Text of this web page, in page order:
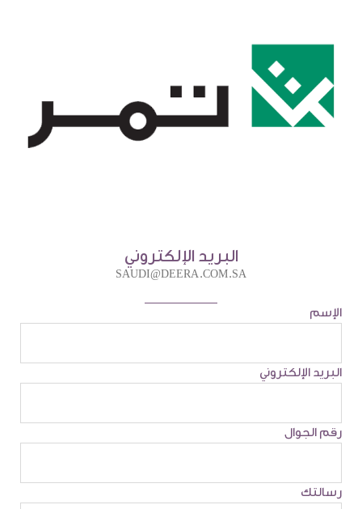
SAUDI@DEERA.COM.SA